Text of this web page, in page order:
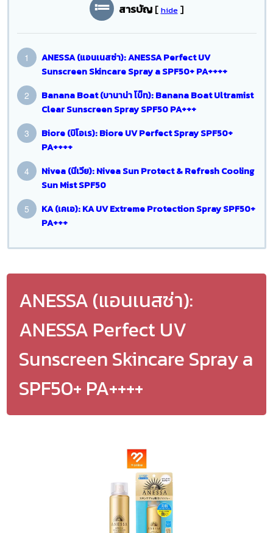
สารบัญ [ hide ]
ANESSA (แอนเนสซ่า): ANESSA Perfect UV
Sunscreen Skincare Spray a SPF50+ PA++++
Banana Boat (บานาน่า โบ๊ท): Banana Boat Ultramist
Clear Sunscreen Spray SPF50 PA+++
Biore (บิโอเร): Biore UV Perfect Spray SPF50+
PA++++
Nivea (นีเวีย): Nivea Sun Protect & Refresh Cooling
Sun Mist SPF50
KA (เคเอ): KA UV Extreme Protection Spray SPF50+
PA+++
ANESSA (แอนเนสซ่า):
ANESSA Perfect UV
Sunscreen Skincare Spray a
SPF50+ PA++++